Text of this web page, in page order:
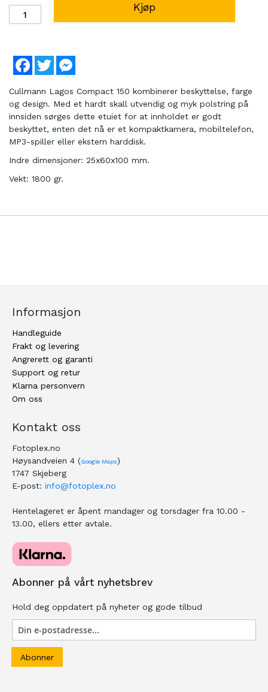
Kjøp
Facebook
Twitter
Cullmann Lagos Compact 150 kombinerer beskyttelse, farge
og design. Med et hardt skall utvendig og myk polstring på
innsiden sørges dette etuiet for at innholdet er godt
beskyttet, enten det nå er et kompaktkamera, mobiltelefon,
MP3-spiller eller ekstern harddisk.
Indre dimensjoner: 25x60x100 mm.
Vekt: 1800 gr.
Informasjon
Handleguide
Frakt og levering
Angrerett og garanti
Support og retur
Klarna personvern
Om oss
Kontakt oss
Fotoplex.no
Høysandveien 4 (Google Maps)
1747 Skjeberg
E-post: info@fotoplex.no
Hentelageret er åpent mandager og torsdager fra 10.00 -
13.00, ellers etter avtale.
Abonner på vårt nyhetsbrev
Hold deg oppdatert på nyheter og gode tilbud
Abonner